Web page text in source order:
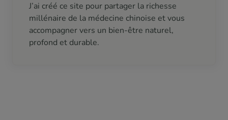
J’ai créé ce site pour partager la richesse
millénaire de la médecine chinoise et vous
accompagner vers un bien-être naturel,
profond et durable.